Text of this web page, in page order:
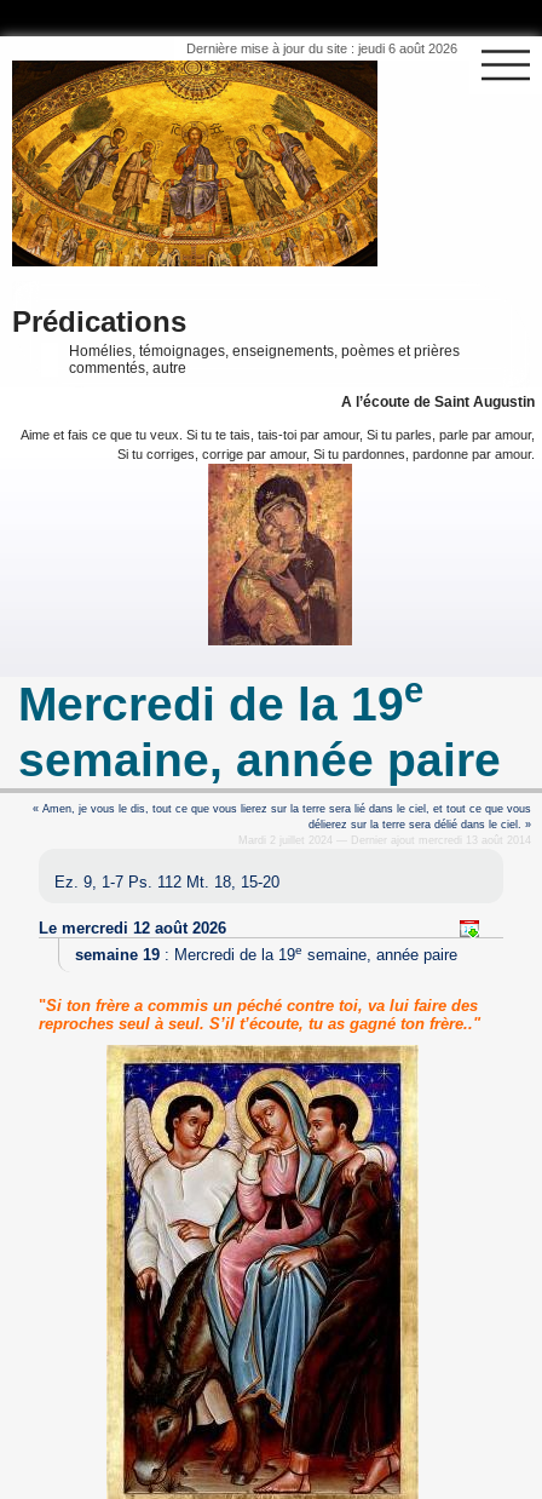
Dernière mise à jour du site : jeudi 6 août 2026
Prédications
Homélies, témoignages, enseignements, poèmes et prières
commentés, autre
A l’écoute de Saint Augustin
Aime et fais ce que tu veux. Si tu te tais, tais-toi par amour, Si tu parles, parle par amour,
Si tu corriges, corrige par amour, Si tu pardonnes, pardonne par amour.
Mercredi de la 19e
semaine, année paire
« Amen, je vous le dis, tout ce que vous lierez sur la terre sera lié dans le ciel, et tout ce que vous
délierez sur la terre sera délié dans le ciel. »
Mardi 2 juillet 2024 — Dernier ajout mercredi 13 août 2014
Ez. 9, 1-7 Ps. 112 Mt. 18, 15-20
Le mercredi 12 août 2026
semaine 19: Mercredi de la 19e semaine, année paire
"Si ton frère a commis un péché contre toi, va lui faire des
reproches seul à seul. S’il t’écoute, tu as gagné ton frère.."